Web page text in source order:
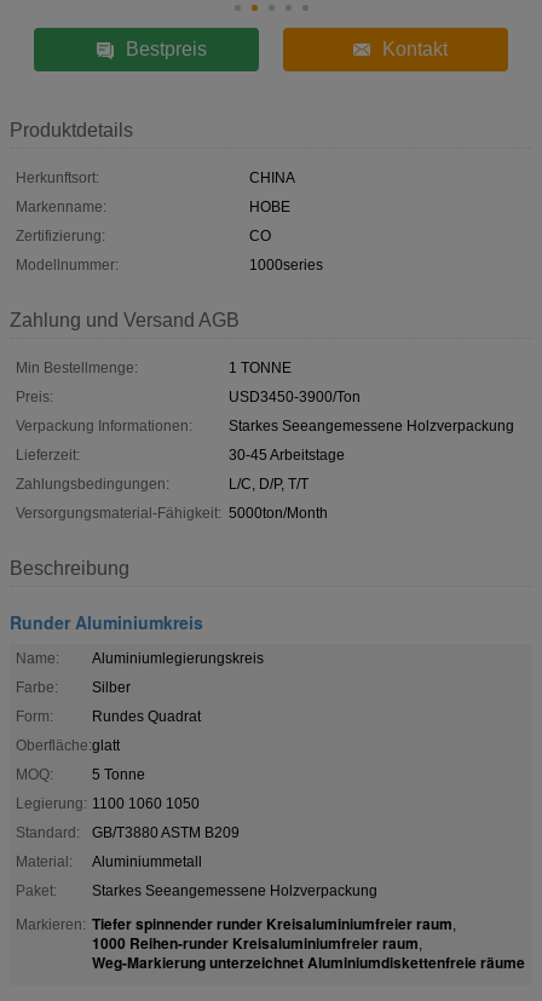
Bestpreis Kontakt
Produktdetails
Herkunftsort:
CHINA
Markenname:
HOBE
Zertifizierung:
CO
Modellnummer:
1000series
Zahlung und Versand AGB
Min Bestellmenge:
1 TONNE
Preis:
USD3450-3900/Ton
Verpackung Informationen:
Starkes Seeangemessene Holzverpackung
Lieferzeit:
30-45 Arbeitstage
Zahlungsbedingungen:
L/C, D/P, T/T
Versorgungsmaterial-Fähigkeit: 5000ton/Month
Beschreibung
Runder Aluminiumkreis
Name:
Aluminiumlegierungskreis
Farbe:
Silber
Form:
Rundes Quadrat
Oberfläche:glatt
MOQ:
5 Tonne
Legierung: 1100 1060 1050
Standard:
GB/T3880 ASTM B209
Material:
Aluminiummetall
Paket:
Starkes Seeangemessene Holzverpackung
Markieren: Tiefer spinnender runder Kreisaluminiumfreier raum,
1000 Reihen-runder Kreisaluminiumfreier raum,
Weg-Markierung unterzeichnet Aluminiumdiskettenfreie räume